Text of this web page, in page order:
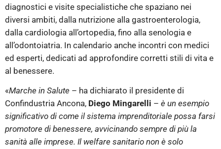
diagnostici e visite specialistiche che spaziano nei
diversi ambiti, dalla nutrizione alla gastroenterologia,
dalla cardiologia all’ortopedia, fino alla senologia e
all’odontoiatria. In calendario anche incontri con medici
ed esperti, dedicati ad approfondire corretti stili di vita e
al benessere.
«Marche in Salute – ha dichiarato il presidente di
Confindustria Ancona, Diego Mingarelli – è un esempio
significativo di come il sistema imprenditoriale possa farsi
promotore di benessere, avvicinando sempre di più la
sanità alle imprese. Il welfare sanitario non è solo